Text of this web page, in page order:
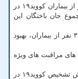
متاسفانه در طول ۲۴ ساعت گذشته، یک نفر از بیماران کووید۱۹ در
جان باختگان این
خوشبختانه تا کنون ۷ میلیون ۳۶۶ هزار و ۳۷۸ نفر از بیماران، بهبود
مبتلا به کووید۱۹ در بخش های مراقبت های ویژه
تا کنون ۵۶ میلیون و ۶۹۳ هزار و ۸۷۴ آزمایش تشخیص کووید۱۹ در